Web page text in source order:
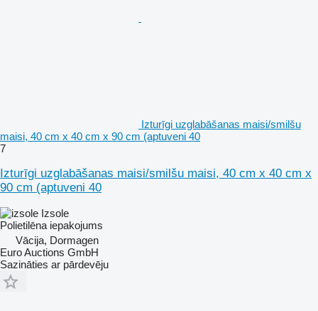
Izturīgi uzglabāšanas maisi/smilšu
maisi, 40 cm x 40 cm x 90 cm (aptuveni 40
7
Izturīgi uzglabāšanas maisi/smilšu maisi, 40 cm x 40 cm x
90 cm (aptuveni 40
Izsole
Polietilēna iepakojums
Vācija, Dormagen
Euro Auctions GmbH
Sazināties ar pārdevēju